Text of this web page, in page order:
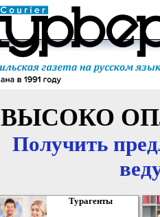
ВЫСОКО
Получить
Турагенты